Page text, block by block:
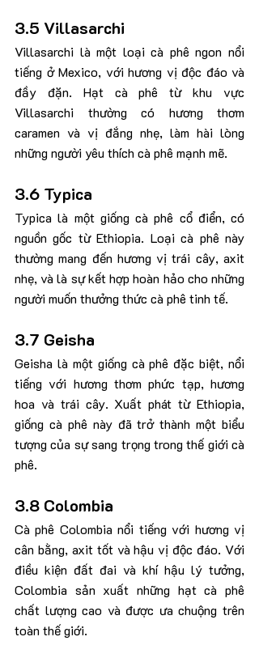
3.5 Villasarchi
Villasarchi là một loại cà phê ngon nổi
tiếng ở Mexico, với hương vị độc đáo và
đầy đặn. Hạt cà phê từ khu vực
Villasarchi thường có hương thơm
caramen và vị đắng nhẹ, làm hài lòng
những người yêu thích cà phê mạnh mẽ.
3.6 Typica
Typica là một giống cà phê cổ điển, có
nguồn gốc từ Ethiopia. Loại cà phê này
thường mang đến hương vị trái cây, axit
nhẹ, và là sự kết hợp hoàn hảo cho những
người muốn thưởng thức cà phê tinh tế.
3.7 Geisha
Geisha là một giống cà phê đặc biệt, nổi
tiếng với hương thơm phức tạp, hương
hoa và trái cây. Xuất phát từ Ethiopia,
giống cà phê này đã trở thành một biểu
tượng của sự sang trọng trong thế giới cà
phê.
3.8 Colombia
Cà phê Colombia nổi tiếng với hương vị
cân bằng, axit tốt và hậu vị độc đáo. Với
điều kiện đất đai và khí hậu lý tưởng,
Colombia sản xuất những hạt cà phê
chất lượng cao và được ưa chuộng trên
toàn thế giới.